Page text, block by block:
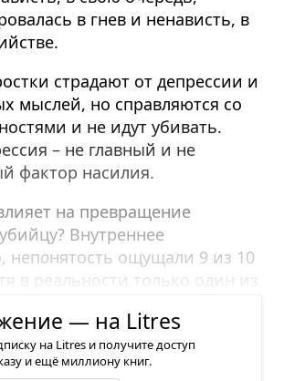
в гнев и ненависть, в
страдают от депрессии и
мыслей, но справляются со
и не идут убивать.
– не главный и не
фактор насилия.
на превращение
Внутреннее
непонятость ощущали 9 из 10
в реальности только один из
— на Litres
на Litres и получите доступ
и ещё миллиону книг.